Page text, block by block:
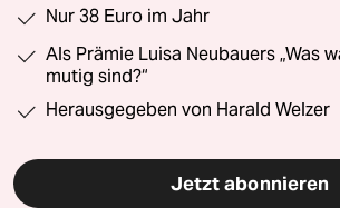
Nur 38 Euro im Jahr
Als Prämie Luisa Neubauers „Was
mutig sind?“
Herausgegeben von Harald Welzer
Jetzt abonnieren